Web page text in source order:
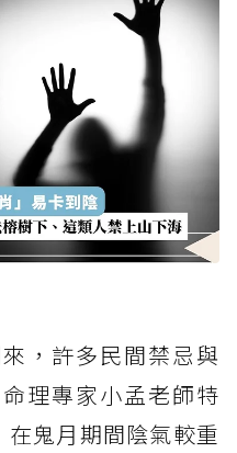
，許多民間禁忌與
理專家小孟老師特
鬼月期間陰氣較重